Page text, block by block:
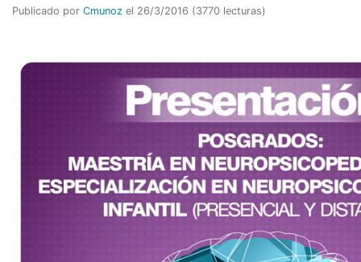
Publicado por Cmunoz el 26/3/2016 (3770 lecturas)